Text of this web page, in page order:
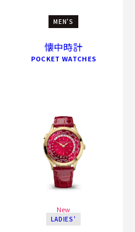
MEN'S
懐中時計
POCKET WATCHES
New
LADIES'